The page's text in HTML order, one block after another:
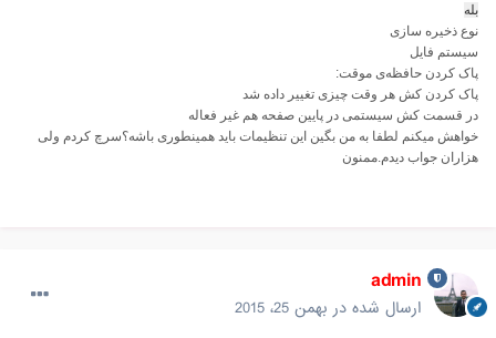
بله
نوع ذخیره سازی
سیستم فایل
پاک کردن حافظه‌ی موقت:
پاک کردن کش هر وقت چیزی تغییر داده شد
در قسمت کش سیستمی در پایین صفحه هم غیر فعاله
خواهش میکنم لطفا به من بگین این تنظیمات باید همینطوری باشه؟سرچ کردم ولی
هزاران جواب دیدم.ممنون
admin
ارسال شده در بهمن 25، 2015